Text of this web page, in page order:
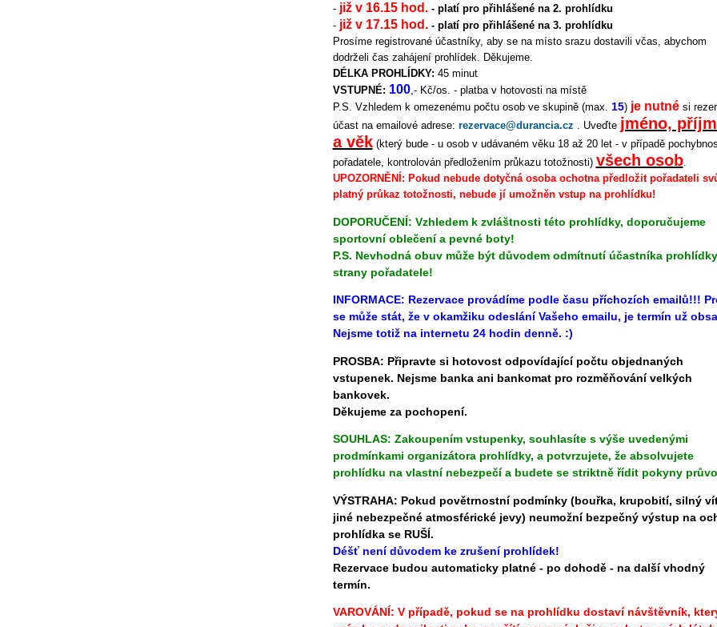
- již v 16.15 hod. - platí pro přihlášené na 2. prohlídku
- již v 17.15 hod. - platí pro přihlášené na 3. prohlídku
Prosíme registrované účastníky, aby se na místo srazu dostavili včas, abychom
dodrželi čas zahájení prohlídek. Děkujeme.
DÉLKA PROHLÍDKY: 45 minut
VSTUPNÉ: 100,- Kč/os. - platba v hotovosti na místě
P.S. Vzhledem k omezenému počtu osob ve skupině (max. 15) je nutnési
účast na emailové adrese: rezervace@durancia.cz . Uveďte jméno,
a věk(který bude - u osob v udávaném věku 18 až 20 let - v případě
pořadatele, kontrolován předložením průkazu totožnosti) všech osob.
UPOZORNĚNÍ: Pokud nebude dotyčná osoba ochotna předložit pořadateli
platný průkaz totožnosti, nebude jí umožněn vstup na prohlídku!
DOPORUČENÍ: Vzhledem k zvláštnosti této prohlídky, doporučujeme
sportovní oblečení a pevné boty!
P.S. Nevhodná obuv může být důvodem odmítnutí účastníka
strany pořadatele!
INFORMACE: Rezervace provádíme podle času příchozích emailů!!!
se může stát, že v okamžiku odeslání Vašeho emailu, je termín už
Nejsme totiž na internetu 24 hodin denně. :)
PROSBA: Připravte si hotovost odpovídající počtu objednaných
vstupenek. Nejsme banka ani bankomat pro rozměňování velkých
bankovek.
Děkujeme za pochopení.
SOUHLAS: Zakoupením vstupenky, souhlasíte s výše uvedenými
prodmínkami organizátora prohlídky, a potvrzujete, že absolvujete
prohlídku na vlastní nebezpečí a budete se striktně řídit pokyny
VÝSTRAHA: Pokud povětrnostní podmínky (bouřka, krupobití, silný
jiné nebezpečné atmosférické jevy) neumožní bezpečný výstup na
prohlídka se RUŠÍ.
Déšť není důvodem ke zrušení prohlídek!
Rezervace budou automaticky platné - po dohodě - na další vhodný
termín.
VAROVÁNÍ: V případě, pokud se na prohlídku dostaví návštěvník,